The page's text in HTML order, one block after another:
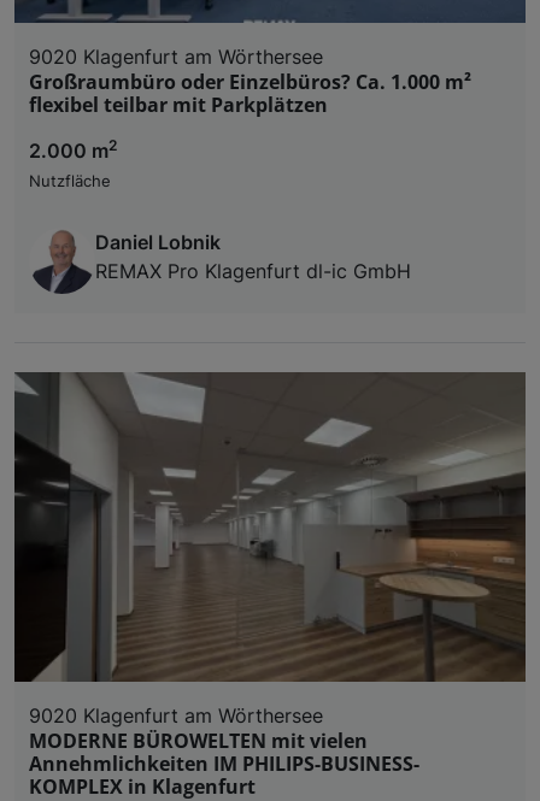
9020 Klagenfurt am Wörthersee
Großraumbüro oder Einzelbüros? Ca. 1.000 m²
flexibel teilbar mit Parkplätzen
2.000 m2
Nutzfläche
Daniel Lobnik
REMAX Pro Klagenfurt dl-ic GmbH
9020 Klagenfurt am Wörthersee
MODERNE BÜROWELTEN mit vielen
Annehmlichkeiten IM PHILIPS-BUSINESS-
KOMPLEX in Klagenfurt